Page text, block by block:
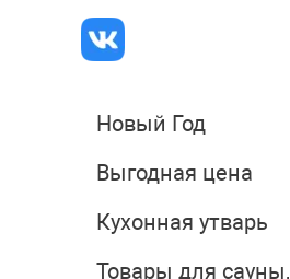
Новый Год
Выгодная цена
Кухонная утварь
Товары для сауны,